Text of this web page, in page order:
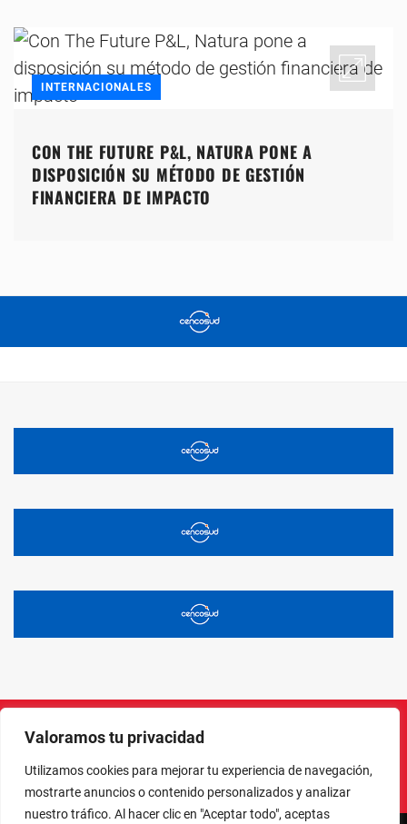
Valoramos tu privacidad
Utilizamos cookies para mejorar tu experiencia de navegación,
mostrarte anuncios o contenido personalizados y analizar
nuestro tráfico. Al hacer clic en "Aceptar todo", aceptas
INTERNACIONALES
CON THE FUTURE P&L, NATURA PONE A
DISPOSICIÓN SU MÉTODO DE GESTIÓN
FINANCIERA DE IMPACTO
InstagramFacebook
X